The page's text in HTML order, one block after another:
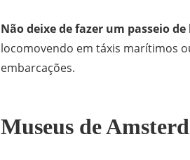
Não deixe de fazer um passeio de
locomovendo em táxis marítimos
embarcações.
Museus de